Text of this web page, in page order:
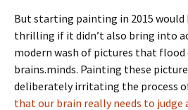
But starting painting in 2015 would
thrilling if it didn’t also bring into
modern wash of pictures that flood
brains.minds. Painting these
deliberately irritating the process
that our brain really needs to judge